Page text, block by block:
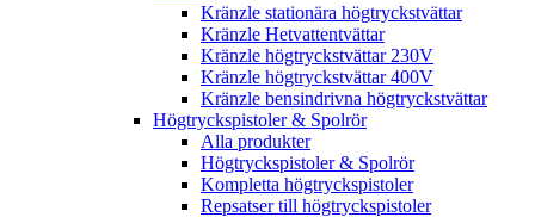
Kränzle stationära högtryckstvättar
Kränzle Hetvattentvättar
Kränzle högtryckstvättar 230V
Kränzle högtryckstvättar 400V
Kränzle bensindrivna högtryckstvättar
Högtryckspistoler & Spolrör
Alla produkter
Högtryckspistoler & Spolrör
Kompletta högtryckspistoler
Repsatser till högtryckspistoler